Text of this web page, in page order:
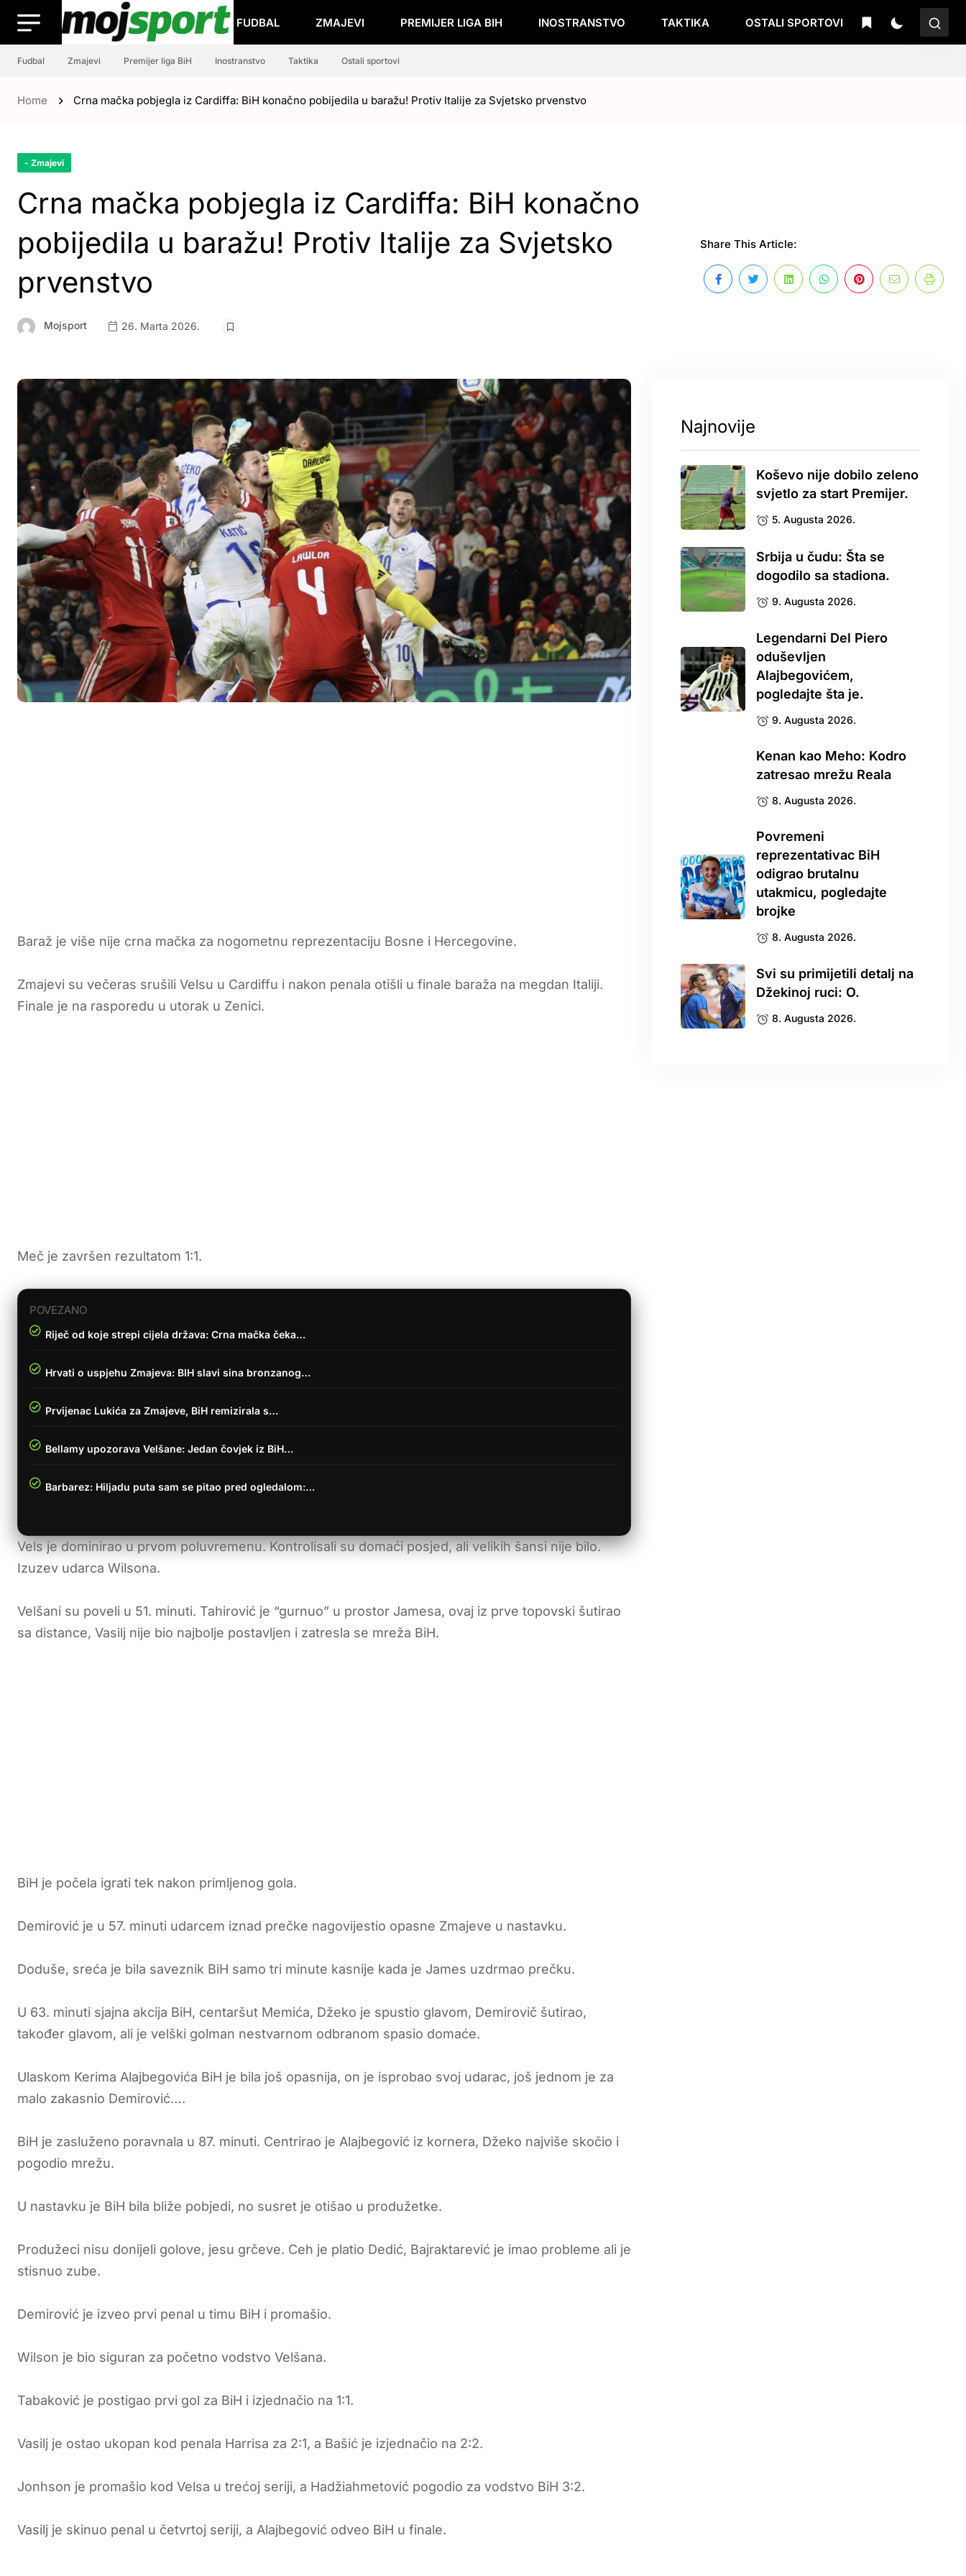
FUDBAL ZMAJEVI PREMIJER LIGA BIH INOSTRANSTVO TAKTIKA OSTALI SPORTOVI
Fudbal Zmajevi Premijer liga BiH Inostranstvo Taktika Ostali sportovi
Home Crna mačka pobjegla iz Cardiffa: BiH konačno pobijedila u baražu! Protiv Italije za Svjetsko prvenstvo
- Zmajevi
Crna mačka pobjegla iz Cardiffa: BiH konačno
pobijedila u baražu! Protiv Italije za Svjetsko
prvenstvo
Mojsport 26. Marta 2026.
Share This Article:
Baraž je više nije crna mačka za nogometnu reprezentaciju Bosne i Hercegovine.
Zmajevi su večeras srušili Velsu u Cardiffu i nakon penala otišli u finale baraža na megdan Italiji.
Finale je na rasporedu u utorak u Zenici.
Meč je završen rezultatom 1:1.
POVEZANO
Riječ od koje strepi cijela država: Crna mačka čeka…
Hrvati o uspjehu Zmajeva: BIH slavi sina bronzanog…
Prvijenac Lukića za Zmajeve, BiH remizirala s…
Bellamy upozorava Velšane: Jedan čovjek iz BiH…
Barbarez: Hiljadu puta sam se pitao pred ogledalom:…
Vels je dominirao u prvom poluvremenu. Kontrolisali su domaći posjed, ali velikih šansi nije bilo.
Izuzev udarca Wilsona.
Velšani su poveli u 51. minuti. Tahirović je “gurnuo” u prostor Jamesa, ovaj iz prve topovski šutirao
sa distance, Vasilj nije bio najbolje postavljen i zatresla se mreža BiH.
BiH je počela igrati tek nakon primljenog gola.
Demirović je u 57. minuti udarcem iznad prečke nagovijestio opasne Zmajeve u nastavku.
Doduše, sreća je bila saveznik BiH samo tri minute kasnije kada je James uzdrmao prečku.
U 63. minuti sjajna akcija BiH, centaršut Memića, Džeko je spustio glavom, Demirovič šutirao,
također glavom, ali je velški golman nestvarnom odbranom spasio domaće.
Ulaskom Kerima Alajbegovića BiH je bila još opasnija, on je isprobao svoj udarac, još jednom je za
malo zakasnio Demirović….
BiH je zasluženo poravnala u 87. minuti. Centrirao je Alajbegović iz kornera, Džeko najviše skočio i
pogodio mrežu.
U nastavku je BiH bila bliže pobjedi, no susret je otišao u produžetke.
Produžeci nisu donijeli golove, jesu grčeve. Ceh je platio Dedić, Bajraktarević je imao probleme ali je
stisnuo zube.
Demirović je izveo prvi penal u timu BiH i promašio.
Wilson je bio siguran za početno vodstvo Velšana.
Tabaković je postigao prvi gol za BiH i izjednačio na 1:1.
Vasilj je ostao ukopan kod penala Harrisa za 2:1, a Bašić je izjednačio na 2:2.
Jonhson je promašio kod Velsa u trećoj seriji, a Hadžiahmetović pogodio za vodstvo BiH 3:2.
Vasilj je skinuo penal u četvrtoj seriji, a Alajbegović odveo BiH u finale.
Najnovije
Koševo nije dobilo zeleno
svjetlo za start Premijer.
5. Augusta 2026.
Srbija u čudu: Šta se
dogodilo sa stadiona.
9. Augusta 2026.
Legendarni Del Piero
oduševljen
Alajbegovićem,
pogledajte šta je.
9. Augusta 2026.
Kenan kao Meho: Kodro
zatresao mrežu Reala
8. Augusta 2026.
Povremeni
reprezentativac BiH
odigrao brutalnu
utakmicu, pogledajte
brojke
8. Augusta 2026.
Svi su primijetili detalj na
Džekinoj ruci: O.
8. Augusta 2026.